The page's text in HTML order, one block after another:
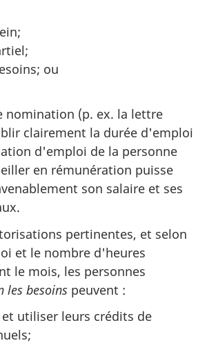
ou
nomination (p. ex. la lettre
clairement la durée d'emploi
d'emploi de la personne
en rémunération puisse
son salaire et ses
pertinentes, et selon
et le nombre d'heures
le mois, les personnes
les besoins peuvent :
utiliser leurs crédits de